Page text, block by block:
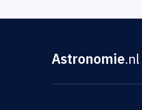
Astronomie.nl